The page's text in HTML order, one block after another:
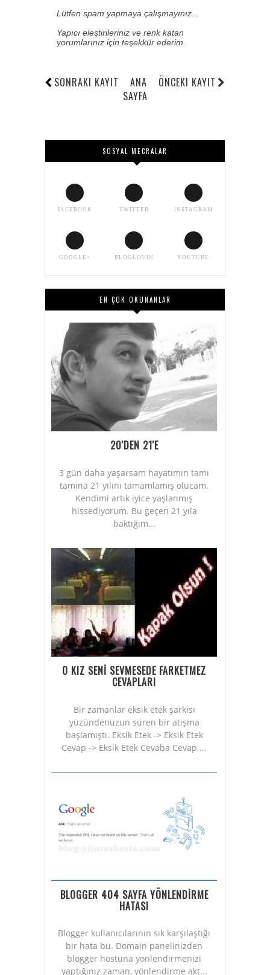
Lütfen spam yapmaya çalışmayınız...
Yapıcı eleştirileriniz ve renk katan
yorumlarınız için teşekkür ederim.
SONRAKI KAYIT ÖNCEKI KAYIT
ANA
SAYFA
SOSYAL MECRALAR
FACEBOOK TWITTER INSTAGRAM
GOOGLE+ BLOGLOVIN YOUTUBE
EN ÇOK OKUNANLAR
20'DEN 21'E
3 gün daha yaşarsam hayatımın tamı
tamına 21 yılını tamamlamış olucam.
Kendimi artık iyice yaşlanmış
hissediyorum. Bu geçen 21 yıla
baktığım...
O KIZ SENİ SEVMESEDE FARKETMEZ
CEVAPLARI
Bir zamanlar eksik etek şarkısı
yüzündenuzun süren bir atışma
başlamıştı. Eksik Etek -> Eksik Etek
Cevap -> Eksik Etek Cevaba Cevap ...
BLOGGER 404 SAYFA YÖNLENDİRME
HATASI
Blogger kullanıcılarının sık karşılaştığı
bir hata bu. Domain panelinizden
blogger hostuna yönlendirmenizi
yaptığınız zaman, yönlendirme akt...